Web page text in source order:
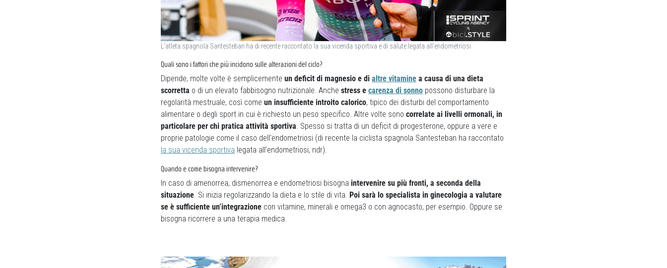
L’atleta spagnola Santesteban ha di recente raccontato la sua vicenda sportiva e di salute legata all’endometriosi
Quali sono i fattori che più incidono sulle alterazioni del ciclo?
Dipende, molte volte è semplicemente un deficit di magnesio e di altre vitamine a causa di una dieta
scorretta o di un elevato fabbisogno nutrizionale. Anche stress e carenza di sonno possono disturbare la
regolarità mestruale, così come un insufficiente introito calorico, tipico dei disturbi del comportamento
alimentare o degli sport in cui è richiesto un peso specifico. Altre volte sono correlate ai livelli ormonali, in
particolare per chi pratica attività sportiva. Spesso si tratta di un deficit di progesterone, oppure a vere e
proprie patologie come il caso dell’endometriosi (di recente la ciclista spagnola Santesteban ha raccontato
la sua vicenda sportiva legata all’endometriosi, ndr).
Quando e come bisogna intervenire?
In caso di amenorrea, dismenorrea e endometriosi bisogna intervenire su più fronti, a seconda della
situazione. Si inizia regolarizzando la dieta e lo stile di vita. Poi sarà lo specialista in ginecologia a valutare
se è sufficiente un’integrazione con vitamine, minerali e omega3 o con agnocasto, per esempio. Oppure se
bisogna ricorrere a una terapia medica.